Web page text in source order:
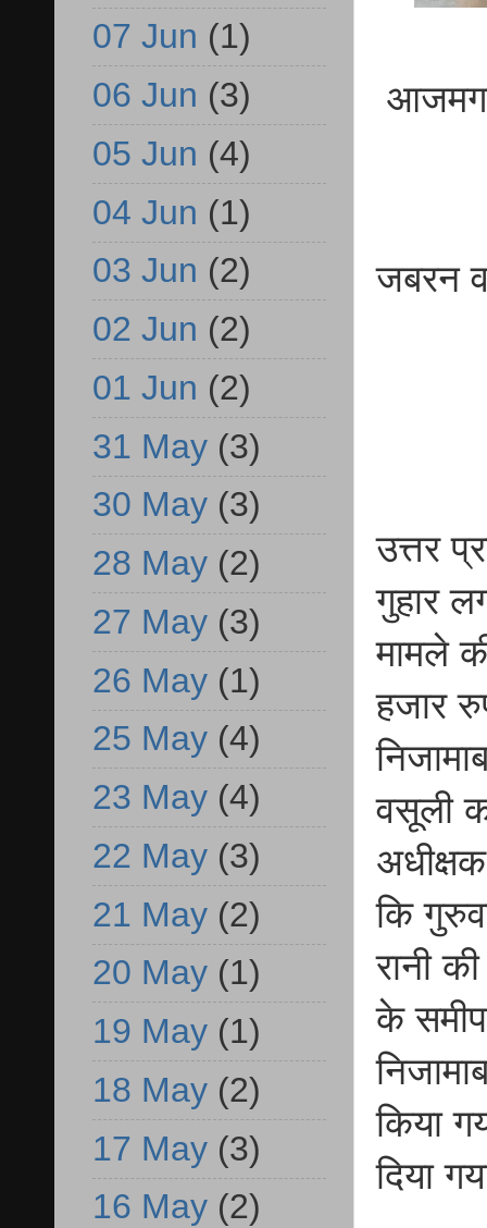
जबरन
उत्तर
गुहार
मामले
हजार
वसूली
कि
रानी
के
किया
दिया
07 Jun (1)
06 Jun (3)
05 Jun (4)
04 Jun (1)
03 Jun (2)
02 Jun (2)
01 Jun (2)
31 May (3)
30 May (3)
28 May (2)
27 May (3)
26 May (1)
25 May (4)
23 May (4)
22 May (3)
21 May (2)
20 May (1)
19 May (1)
18 May (2)
17 May (3)
16 May (2)